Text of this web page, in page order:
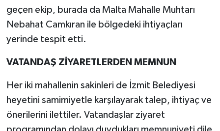
geçen ekip, burada da Malta Mahalle Muhtarı
Nebahat Camkıran ile bölgedeki ihtiyaçları
yerinde tespit etti.
VATANDAŞ ZİYARETLERDEN MEMNUN
Her iki mahallenin sakinleri de İzmit Belediyesi
heyetini samimiyetle karşılayarak talep, ihtiyaç ve
önerilerini ilettiler. Vatandaşlar ziyaret